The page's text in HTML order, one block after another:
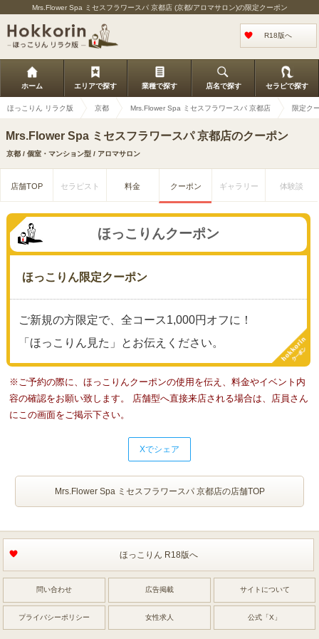
Mrs.Flower Spa ミセスフラワースパ 京都店 (京都/アロマサロン)の限定クーポン
R18版へ
ホーム エリアで探す 業種で探す 店名で探す セラピで探す
ほっこりん リラク版 京都 Mrs.Flower Spa ミセスフラワースパ 京都店 限定ク
Mrs.Flower Spa ミセスフラワースパ 京都店のクーポン
京都 / 個室・マンション型 / アロマサロン
店舗TOP セラピスト 料金 クーポン ギャラリー 体験談
ほっこりんクーポン
ほっこりん限定クーポン
ご新規の方限定で、全コース1,000円オフに！
「ほっこりん見た」とお伝えください。
※ご予約の際に、ほっこりんクーポンの使用を伝え、料金やイベント内
容の確認をお願い致します。 店舗型へ直接来店される場合は、店員さん
にこの画面をご掲示下さい。
Xでシェア
Mrs.Flower Spa ミセスフラワースパ 京都店の店舗TOP
ほっこりん R18版へ
問い合わせ 広告掲載 サイトについて
プライバシーポリシー 女性求人 公式「X」